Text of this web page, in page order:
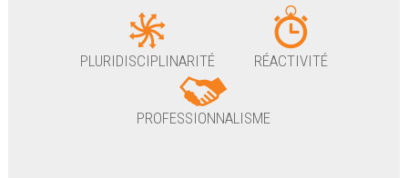
PLURIDISCIPLINARITÉ RÉACTIVITÉ
PROFESSIONNALISME